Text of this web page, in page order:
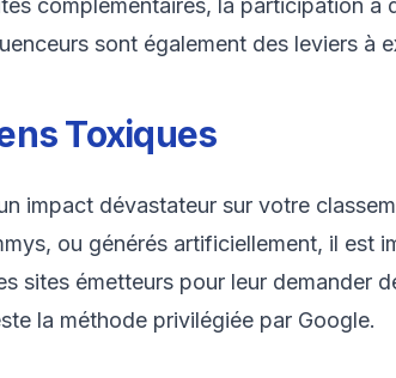
complémentaires, la participation
sont également des leviers à
Toxiques
impact dévastateur sur votre
ou générés artificiellement, il est
sites émetteurs pour leur demander
la méthode privilégiée par Google.